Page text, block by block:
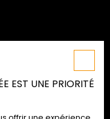
EST UNE PRIORITÉ